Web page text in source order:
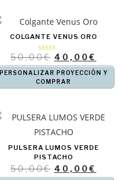
COLGANTE VENUS ORO
Valorado con
5.00
de 5
50,00€ 40,00€
PERSONALIZAR PROYECCIÓN Y
COMPRAR
PULSERA LUMOS VERDE
PISTACHO
50,00€ 40,00€